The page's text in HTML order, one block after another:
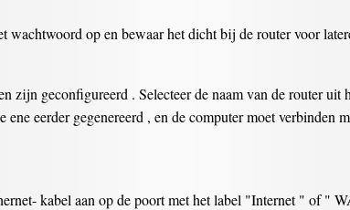
op en bewaar het dicht bij de router voor
zijn geconfigureerd . Selecteer de naam van de router uit
eerder gegenereerd , en de computer moet verbinden
kabel aan op de poort met het label "Internet " of "